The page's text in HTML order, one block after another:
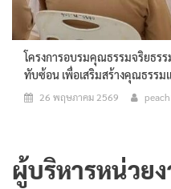
โครงการอบรมคุณธรรมจริยธร
ทับซ้อน เพื่อเสริมสร้างคุณธรรม
26 พฤษภาคม 2569
ผู้บริหารหน่วย